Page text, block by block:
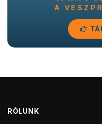
A
RÓLUNK